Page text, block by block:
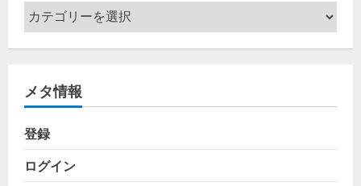
カ
テ
ゴ
ー
メタ情報
登録
ログイン